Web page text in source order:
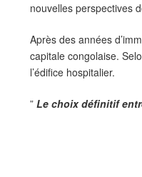
nouvelles perspectives
Après des années
capitale congolaise.
l’édifice hospitalier.
” Le choix définitif